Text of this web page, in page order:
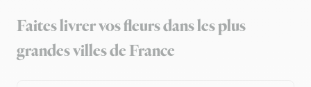
Faites livrer vos fleurs dans les plus
grandes villes de France